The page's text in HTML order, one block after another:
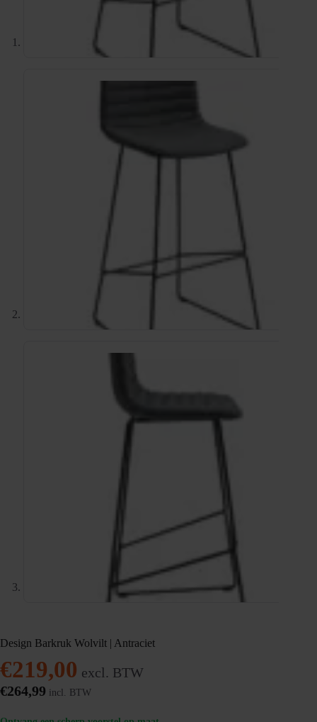
Design Barkruk Wolvilt | Antraciet
€219,00 excl. BTW
€264,99 incl. BTW